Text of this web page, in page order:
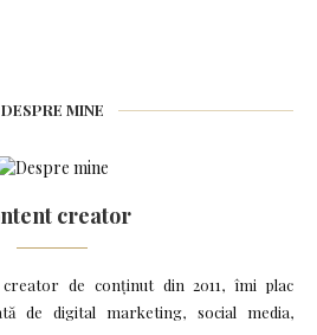
DESPRE MINE
creator
de conținut din 2011, îmi plac
de digital marketing, social media,